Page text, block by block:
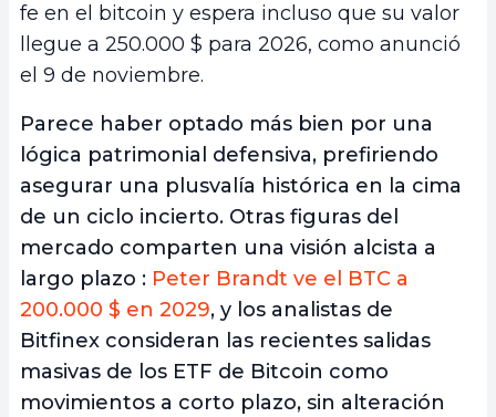
fe en el bitcoin y espera incluso que su valor
llegue a 250.000 $ para 2026, como anunció
el 9 de noviembre.
Parece haber optado más bien por una
lógica patrimonial defensiva, prefiriendo
asegurar una plusvalía histórica en la cima
de un ciclo incierto. Otras figuras del
mercado comparten una visión alcista a
largo plazo : Peter Brandt ve el BTC a
200.000 $ en 2029, y los analistas de
Bitfinex consideran las recientes salidas
masivas de los ETF de Bitcoin como
movimientos a corto plazo, sin alteración